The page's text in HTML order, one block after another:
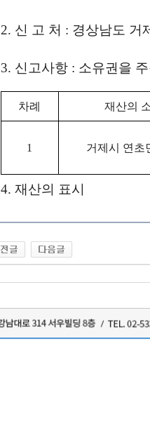
2. 신 고 처 : 경상남도 거
3. 신고사항 : 소유권을
차례 재산의
1 거제시 연초
4. 재산의 표시